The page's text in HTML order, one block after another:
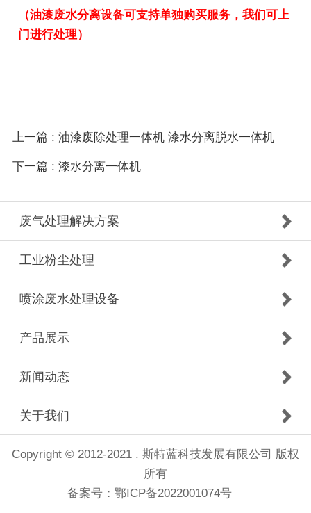
（油漆废水分离设备可支持单独购买服务，我们可上
门进行处理）
上一篇 : 油漆废除处理一体机 漆水分离脱水一体机
下一篇 : 漆水分离一体机
废气处理解决方案
工业粉尘处理
喷涂废水处理设备
产品展示
新闻动态
关于我们
Copyright © 2012-2021 . 斯特蓝科技发展有限公司 版权
所有
备案号： 鄂ICP备2022001074号